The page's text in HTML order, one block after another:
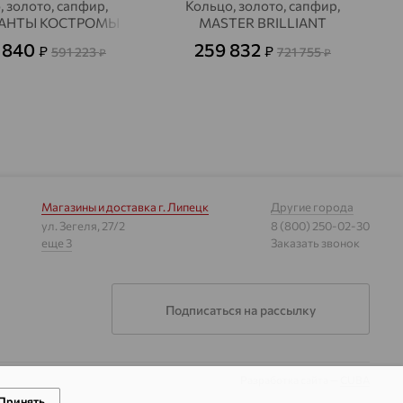
золото, сапфир,
КОСТРОМЫ
840 ₽ 591 223₽
Кольцо, золото, сапфир,
MASTER BRILLIANT
259 832 ₽ 721 755₽
Магазины и доставка г. Липецк
ул. Зегеля, 27/2
еще 3
Другие города
8 (800) 250-02-30
Заказать звонок
Подписаться на рассылку